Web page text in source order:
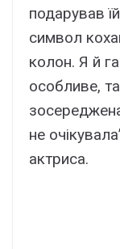
подарував
символ
колон. Я й
особливе,
не
актриса.